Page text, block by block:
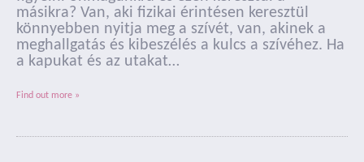
másikra? Van, aki fizikai érintésen keresztül
könnyebben nyitja meg a szívét, van, akinek a
meghallgatás és kibeszélés a kulcs a szívéhez. Ha
a kapukat és az utakat…
Find out more »